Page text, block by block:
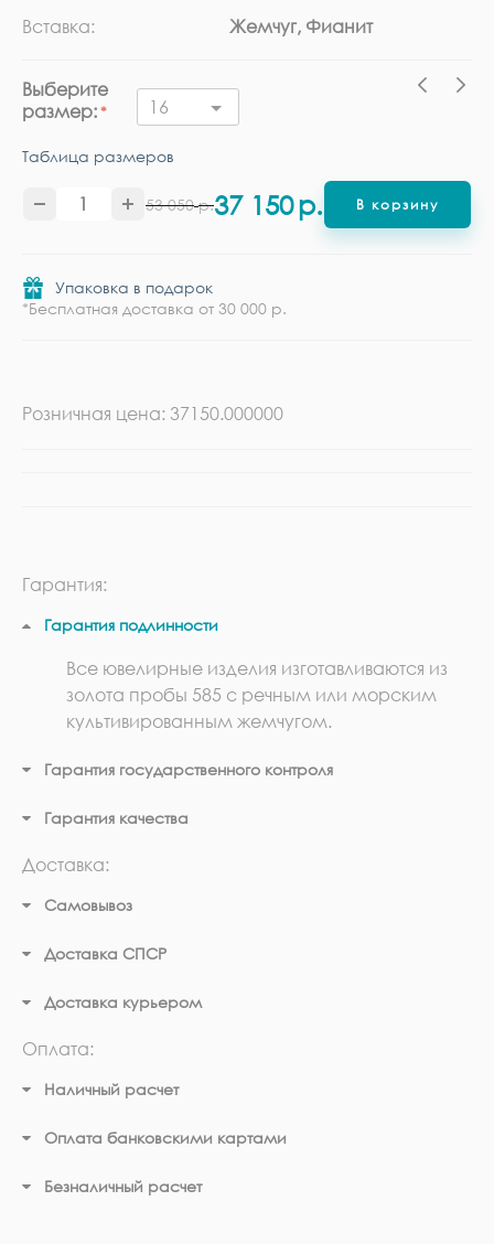
Вставка:
Жемчуг, Фианит
Выберите
размер:
16
Таблица размеров
53 050 р.37 150р. В корзину
Упаковка в подарок
*Бесплатная доставка от 30 000 р.
Розничная цена: 37150.000000
Гарантия:
Гарантия подлинности
Все ювелирные изделия изготавливаются из
золота пробы 585 с речным или морским
культивированным жемчугом.
Гарантия государственного контроля
Гарантия качества
Доставка:
Самовывоз
Доставка СПСР
Доставка курьером
Оплата:
Наличный расчет
Оплата банковскими картами
Безналичный расчет